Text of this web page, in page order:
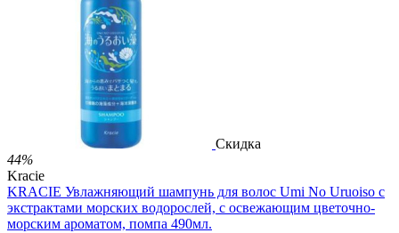
35 баллов
1 486.00 Р
за 1.00 мл

Скидка
44%
Kracie
KRACIE Увлажняющий шампунь для волос Umi No Uruoiso с
экстрактами морских водорослей, с освежающим цветочно-
морским ароматом, помпа 490мл.